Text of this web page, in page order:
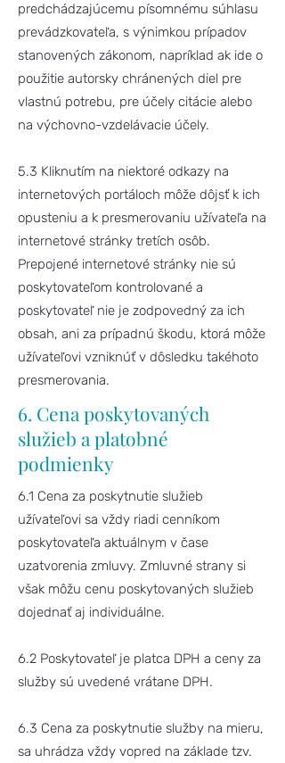
predchádzajúcemu písomnému súhlasu
prevádzkovateľa, s výnimkou prípadov
stanovených zákonom, napríklad ak ide o
použitie autorsky chránených diel pre
vlastnú potrebu, pre účely citácie alebo
na výchovno-vzdelávacie účely.
5.3 Kliknutím na niektoré odkazy na
internetových portáloch môže dôjsť k ich
opusteniu a k presmerovaniu užívateľa na
internetové stránky tretích osôb.
Prepojené internetové stránky nie sú
poskytovateľom kontrolované a
poskytovateľ nie je zodpovedný za ich
obsah, ani za prípadnú škodu, ktorá môže
užívateľovi vzniknúť v dôsledku takéhoto
presmerovania.
6. Cena poskytovaných
služieb a platobné
podmienky
6.1 Cena za poskytnutie služieb
užívateľovi sa vždy riadi cenníkom
poskytovateľa aktuálnym v čase
uzatvorenia zmluvy. Zmluvné strany si
však môžu cenu poskytovaných služieb
dojednať aj individuálne.
6.2 Poskytovateľ je platca DPH a ceny za
služby sú uvedené vrátane DPH.
6.3 Cena za poskytnutie služby na mieru,
sa uhrádza vždy vopred na základe tzv.